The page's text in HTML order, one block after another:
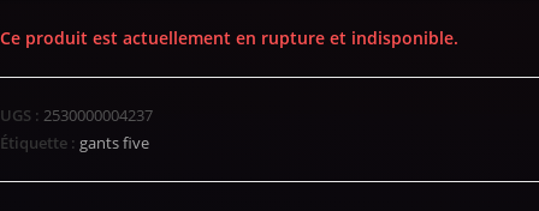
Ce produit est actuellement en rupture et indisponible.
UGS : 2530000004237
Étiquette : gants five